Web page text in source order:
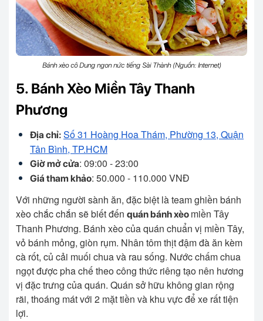
Bánh xèo cô Dung ngon nức tiếng Sài Thành (Nguồn: Internet)
5. Bánh Xèo Miền Tây Thanh
Phương
Địa chỉ: Số 31 Hoàng Hoa Thám, Phường 13, Quận
Tân Bình, TP.HCM
Giờ mở cửa: 09:00 - 23:00
Giá tham khảo: 50.000 - 110.000 VNĐ
Với những người sành ăn, đặc biệt là team ghiền bánh
xèo chắc chắn sẽ biết đến quán bánh xèo miền Tây
Thanh Phương. Bánh xèo của quán chuẩn vị miền Tây,
vỏ bánh mỏng, giòn rụm. Nhân tôm thịt đậm đà ăn kèm
cà rốt, củ cải muối chua và rau sống. Nước chấm chua
ngọt được pha chế theo công thức riêng tạo nên hương
vị đặc trưng của quán. Quán sở hữu không gian rộng
rãi, thoáng mát với 2 mặt tiền và khu vực để xe rất tiện
lợi.